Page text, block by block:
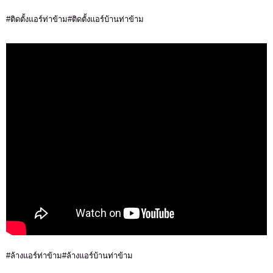
#ติดตั้งแอร์ท่าข้าม#ติดตั้งแอร์บ้านท่าข้าม
#ล้างแอร์ท่าข้าม#ล้างแอร์บ้านท่าข้าม